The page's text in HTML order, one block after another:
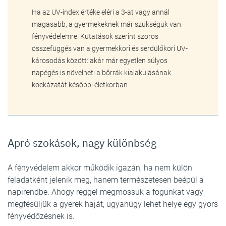
Ha az UV-index értéke eléri a 3-at vagy annál
magasabb, a gyermekeknek már szükségük van
fényvédelemre. Kutatások szerint szoros
összefüggés van a gyermekkori és serdülőkori UV-
károsodás között: akár már egyetlen súlyos
napégés is növelheti a bőrrák kialakulásának
kockázatát későbbi életkorban.
Apró szokások, nagy különbség
A fényvédelem akkor működik igazán, ha nem külön
feladatként jelenik meg, hanem természetesen beépül a
napirendbe. Ahogy reggel megmossuk a fogunkat vagy
megfésüljük a gyerek haját, ugyanúgy lehet helye egy gyors
fényvédőzésnek is.